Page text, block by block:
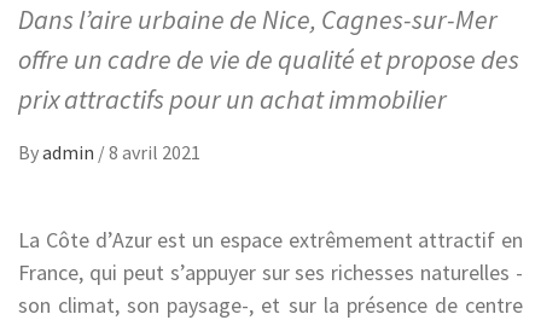
Dans l’aire urbaine de Nice, Cagnes-sur-Mer
offre un cadre de vie de qualité et propose des
prix attractifs pour un achat immobilier
Byadmin /8 avril 2021
La Côte d’Azur est un espace extrêmement attractif en
France, qui peut s’appuyer sur ses richesses naturelles -
son climat, son paysage-, et sur la présence de centre